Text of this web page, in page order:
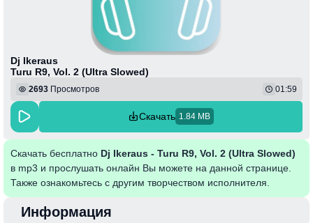
Dj Ikeraus
Turu R9, Vol. 2 (Ultra Slowed)
2693 Просмотров 01:59
Скачать 1.84 MB
Скачать бесплатно Dj Ikeraus - Turu R9, Vol. 2 (Ultra Slowed)
в mp3 и прослушать онлайн Вы можете на данной странице.
Также ознакомьтесь с другим творчеством исполнителя.
Информация